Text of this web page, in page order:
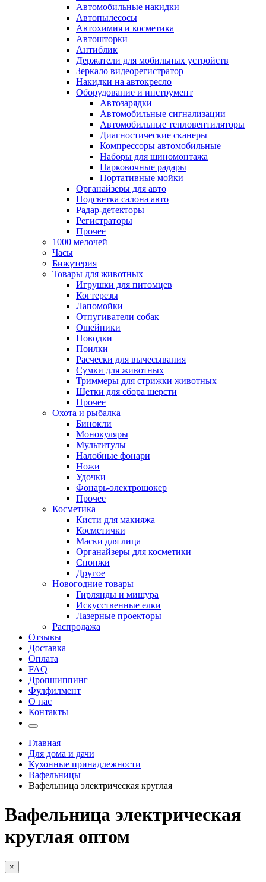
Автомобильные накидки
Автопылесосы
Автохимия и косметика
Автошторки
Антиблик
Держатели для мобильных устройств
Зеркало видеорегистратор
Накидки на автокресло
Оборудование и инструмент
Автозарядки
Автомобильные сигнализации
Автомобильные тепловентиляторы
Диагностические сканеры
Компрессоры автомобильные
Наборы для шиномонтажа
Парковочные радары
Портативные мойки
Органайзеры для авто
Подсветка салона авто
Радар-детекторы
Регистраторы
Прочее
1000 мелочей
Часы
Бижутерия
Товары для животных
Игрушки для питомцев
Когтерезы
Лапомойки
Отпугиватели собак
Ошейники
Поводки
Поилки
Расчески для вычесывания
Сумки для животных
Триммеры для стрижки животных
Щетки для сбора шерсти
Прочее
Охота и рыбалка
Бинокли
Монокуляры
Мультитулы
Налобные фонари
Ножи
Удочки
Фонарь-электрошокер
Прочее
Косметика
Кисти для макияжа
Косметички
Маски для лица
Органайзеры для косметики
Спонжи
Другое
Новогодние товары
Гирлянды и мишура
Искусственные елки
Лазерные проекторы
Распродажа
Отзывы
Доставка
Оплата
FAQ
Дропшиппинг
Фулфилмент
О нас
Контакты
Главная
Для дома и дачи
Кухонные принадлежности
Вафельницы
Вафельница электрическая круглая
Вафельница электрическая
круглая оптом
×